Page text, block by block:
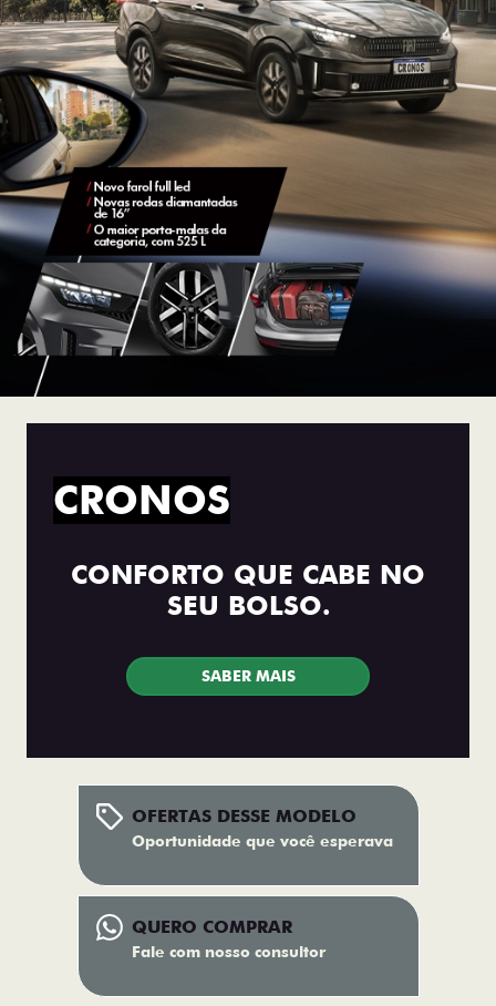
CRONOS
CONFORTO QUE CABE NO
SEU BOLSO.
SABER MAIS
OFERTAS DESSE MODELO
Oportunidade que você esperava
QUERO COMPRAR
Fale com nosso consultor